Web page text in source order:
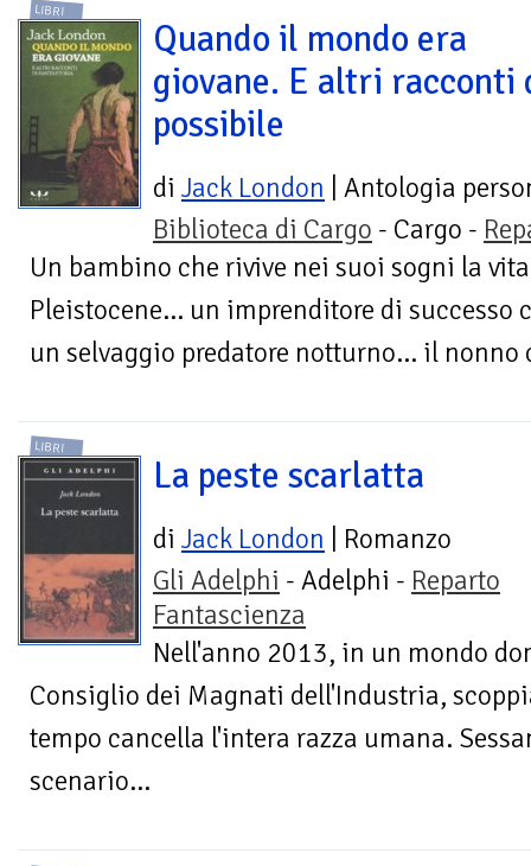
LIBRI
Quando il mondo era
giovane. E altri racconti
possibile
di Jack London | Antologia
Biblioteca di Cargo - Cargo -
Un bambino che rivive nei suoi sogni la
Pleistocene... un imprenditore di successo
un selvaggio predatore notturno... il nonno
LIBRI
La peste scarlatta
di Jack London | Romanzo
Gli Adelphi - Adelphi - Reparto
Fantascienza
Nell'anno 2013, in un mondo
Consiglio dei Magnati dell'Industria,
tempo cancella l'intera razza umana.
scenario...